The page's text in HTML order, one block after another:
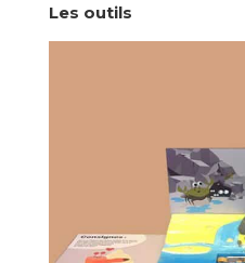
Les outils